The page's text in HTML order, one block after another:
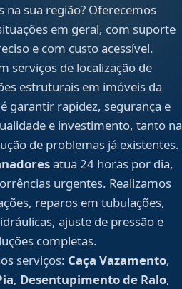
na sua região? Oferecemos
em geral, com suporte
e com custo acessível.
serviços de localização de
estruturais em imóveis da
garantir rapidez, segurança e
e investimento, tanto na
de problemas já existentes.
atua 24 horas por dia,
urgentes. Realizamos
reparos em tubulações,
ajuste de pressão e
completas.
serviços: Caça Vazamento,
, Desentupimento de Ralo,